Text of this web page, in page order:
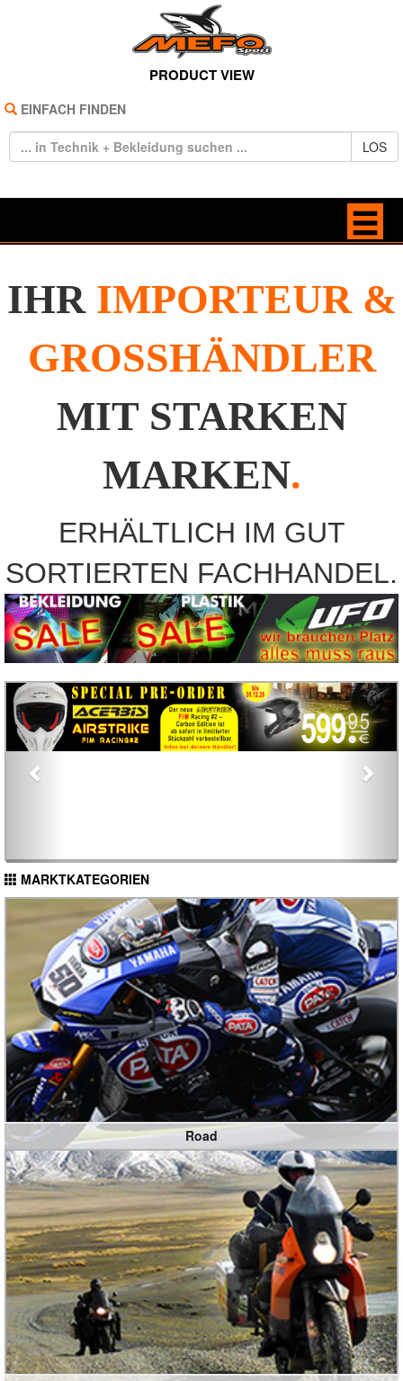
PRODUCT VIEW
EINFACH FINDEN
LOS
REIFEN
TECHNIK
SALE %
IHRIMPORTEUR &
GROSSHÄNDLER
MIT STARKEN
MARKEN.
ERHÄLTLICH IM GUT
SORTIERTEN FACHHANDEL.
Previous Next
MARKTKATEGORIEN
Road